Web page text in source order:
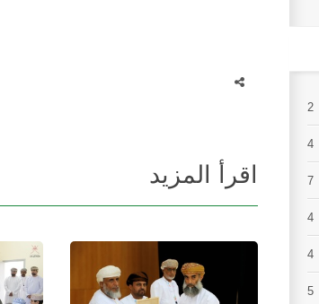
اقرأ المزيد
2
4
7
4
4
5